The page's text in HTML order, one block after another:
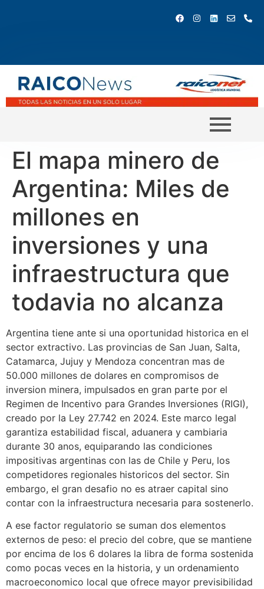
El mapa minero de
Argentina: Miles de
millones en
inversiones y una
infraestructura que
todavia no alcanza
Argentina tiene ante si una oportunidad historica en el
sector extractivo. Las provincias de San Juan, Salta,
Catamarca, Jujuy y Mendoza concentran mas de
50.000 millones de dolares en compromisos de
inversion minera, impulsados en gran parte por el
Regimen de Incentivo para Grandes Inversiones (RIGI),
creado por la Ley 27.742 en 2024. Este marco legal
garantiza estabilidad fiscal, aduanera y cambiaria
durante 30 anos, equiparando las condiciones
impositivas argentinas con las de Chile y Peru, los
competidores regionales historicos del sector. Sin
embargo, el gran desafio no es atraer capital sino
contar con la infraestructura necesaria para sostenerlo.
A ese factor regulatorio se suman dos elementos
externos de peso: el precio del cobre, que se mantiene
por encima de los 6 dolares la libra de forma sostenida
como pocas veces en la historia, y un ordenamiento
macroeconomico local que ofrece mayor previsibilidad